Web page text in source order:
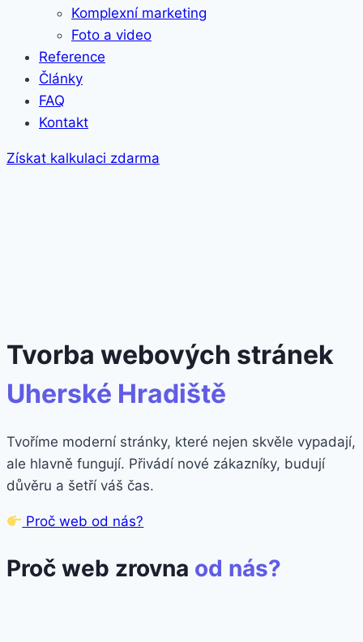
Komplexní marketing
Foto a video
Reference
Články
FAQ
Kontakt
Získat kalkulaci zdarma
Tvorba webových stránek
Uherské Hradiště
Tvoříme moderní stránky, které nejen skvěle vypadají,
ale hlavně fungují. Přivádí nové zákazníky, budují
důvěru a šetří váš čas.
Proč web od nás?
Proč web zrovna od nás?